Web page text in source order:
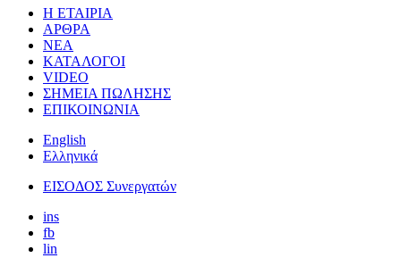
Η ΕΤΑΙΡΙΑ
ΑΡΘΡΑ
ΝΕΑ
ΚΑΤΑΛΟΓΟΙ
VIDEO
ΣΗΜΕΙΑ ΠΩΛΗΣΗΣ
ΕΠΙΚΟΙΝΩΝΙΑ
English
Ελληνικά
ΕΙΣΟΔΟΣ Συνεργατών
ins
fb
lin